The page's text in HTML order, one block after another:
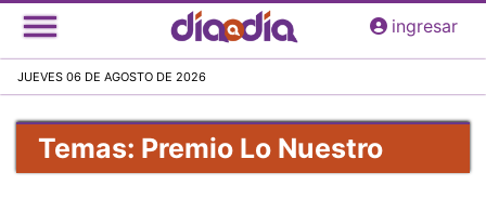
Pasar
al
principal
ingresar
JUEVES 06 DE AGOSTO DE 2026
Temas: Premio Lo Nuestro